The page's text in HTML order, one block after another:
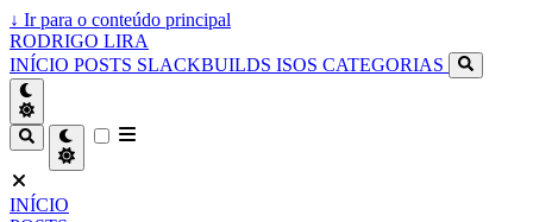
↓ Ir para o conteúdo principal
RODRIGO LIRA
INÍCIO POSTS SLACKBUILDS ISOS CATEGORIAS
INÍCIO